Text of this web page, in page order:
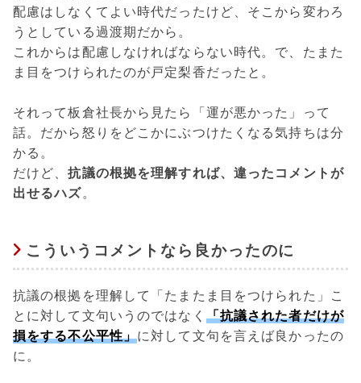
配慮はしなくてよい時代だったけど、そこから変わろ
うとしている過渡期だから。
これからは配慮しなければならない時代。で、たまた
ま目をつけられたのが戸定梨香だったと。
それって板倉社長から見たら「運が悪かった」って
話。だから怒りをどこかにぶつけたくなる気持ちは分
かる。
だけど、抗議の根拠を理解すれば、違ったコメントが
出せるハズ。
こういうコメントなら良かったのに
抗議の根拠を理解して「たまたま目をつけられた」こ
とに対して文句いうのではなく 「抗議された者だけが
損をする不公平性」に対して文句を言えば良かったの
に。